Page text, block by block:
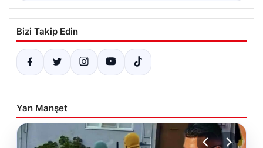
Bizi Takip Edin
Yan Manşet